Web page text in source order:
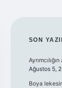
SON
Ağustos 5,
Boya